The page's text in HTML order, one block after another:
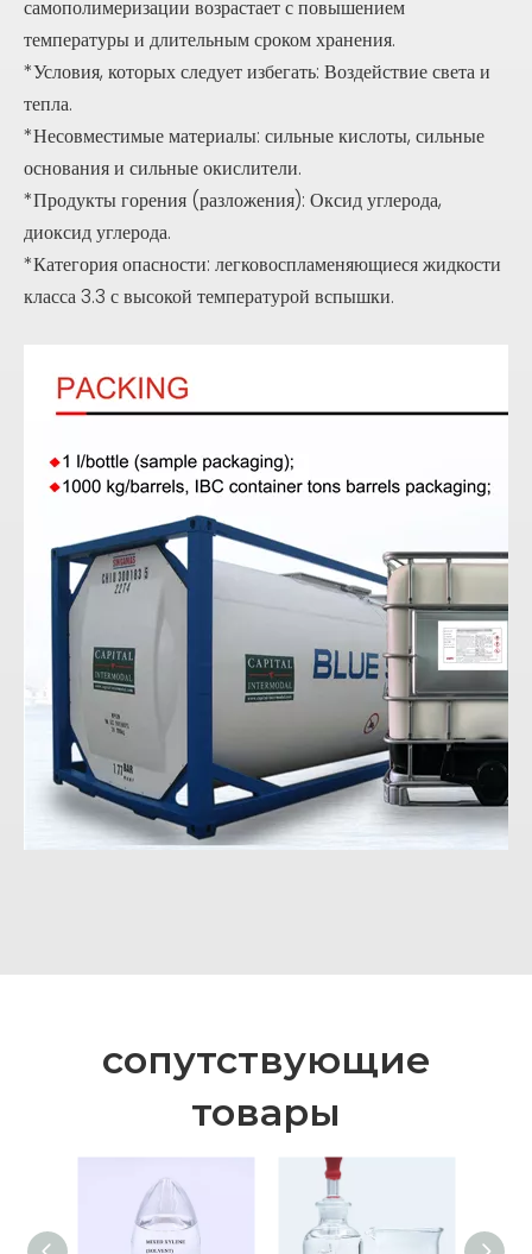
самополимеризации возрастает с повышением
температуры и длительным сроком хранения.
*Условия, которых следует избегать: Воздействие света и
тепла.
*Несовместимые материалы: сильные кислоты, сильные
основания и сильные окислители.
*Продукты горения (разложения): Оксид углерода,
диоксид углерода.
*Категория опасности: легковоспламеняющиеся жидкости
класса 3.3 с высокой температурой вспышки.
сопутствующие
товары